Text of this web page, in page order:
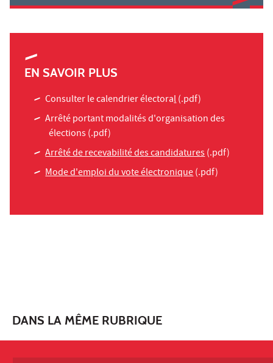
EN SAVOIR PLUS
Consulter le calendrier électoral(.pdf)
Arrêté portant modalités d'organisation des
élections(.pdf)
Arrêté de recevabilité des candidatures(.pdf)
Mode d'emploi du vote électronique(.pdf)
DANS LA MÊME RUBRIQUE